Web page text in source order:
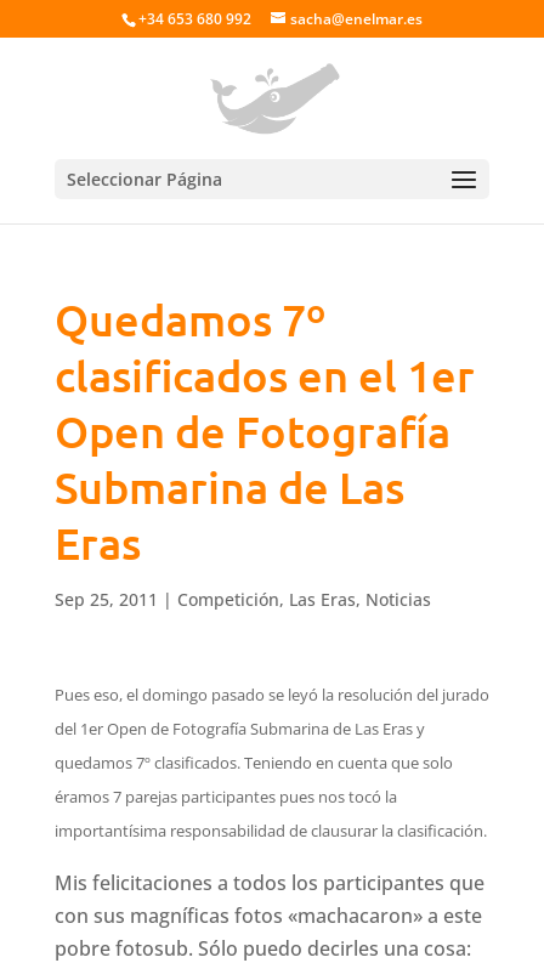
+34 653 680 992 sacha@enelmar.es
Seleccionar Página
Quedamos 7º
clasificados en el 1er
Open de Fotografía
Submarina de Las
Eras
Sep 25, 2011 | Competición, Las Eras, Noticias
Pues eso, el domingo pasado se leyó la resolución del jurado
del 1er Open de Fotografía Submarina de Las Eras y
quedamos 7º clasificados. Teniendo en cuenta que solo
éramos 7 parejas participantes pues nos tocó la
importantísima responsabilidad de clausurar la clasificación.
Mis felicitaciones a todos los participantes que
con sus magníficas fotos «machacaron» a este
pobre fotosub. Sólo puedo decirles una cosa: